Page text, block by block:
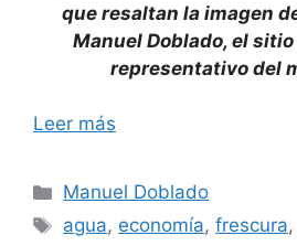
que resaltan la imagen
Manuel Doblado, el
representativo del
Leer más
Categorías
Manuel Doblado
Etiquetas
agua, economía,frescura,